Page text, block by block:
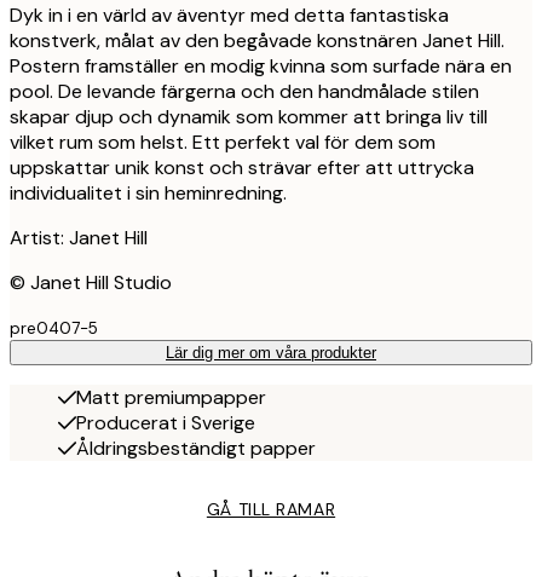
Dyk in i en värld av äventyr med detta fantastiska
konstverk, målat av den begåvade konstnären Janet Hill.
Postern framställer en modig kvinna som surfade nära en
pool. De levande färgerna och den handmålade stilen
skapar djup och dynamik som kommer att bringa liv till
vilket rum som helst. Ett perfekt val för dem som
uppskattar unik konst och strävar efter att uttrycka
individualitet i sin heminredning.
Artist: Janet Hill
© Janet Hill Studio
pre0407-5
Lär dig mer om våra produkter
Matt premiumpapper
Producerat i Sverige
Åldringsbeständigt papper
GÅ TILL RAMAR